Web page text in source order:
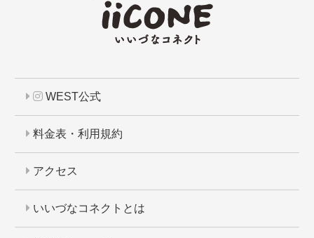
WEST公式
料金表・利用規約
アクセス
いいづなコネクトとは